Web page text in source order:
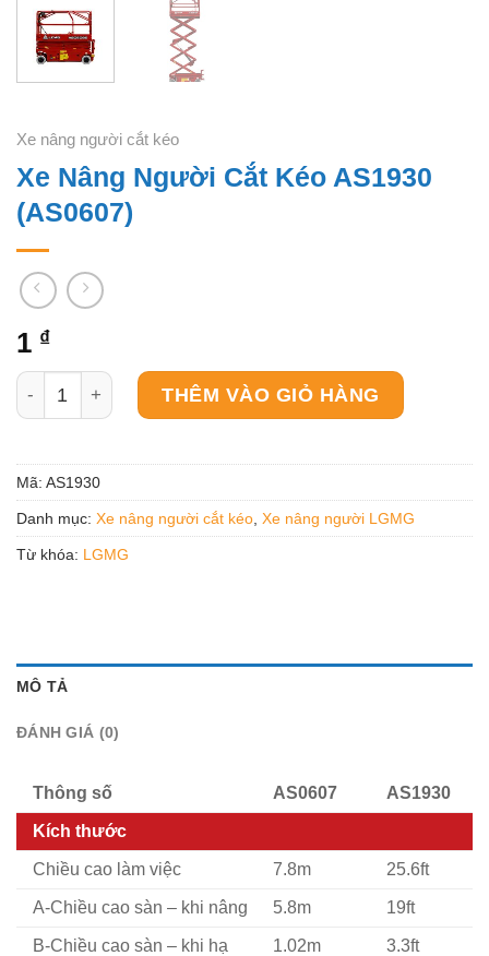
Xe nâng người cắt kéo
Xe Nâng Người Cắt Kéo AS1930
(AS0607)
1 ₫
Xe Nâng Người Cắt Kéo AS1930 (AS0607) số lượng
THÊM VÀO GIỎ HÀNG
Mã: AS1930
Danh mục: Xe nâng người cắt kéo Xe nâng người LGMG
Từ khóa: LGMG
MÔ TẢ
ĐÁNH GIÁ (0)
Thông số AS0607 AS1930
Kích thước
Chiều cao làm việc 7.8m 25.6ft
A-Chiều cao sàn – khi nâng 5.8m 19ft
B-Chiều cao sàn – khi hạ 1.02m 3.3ft